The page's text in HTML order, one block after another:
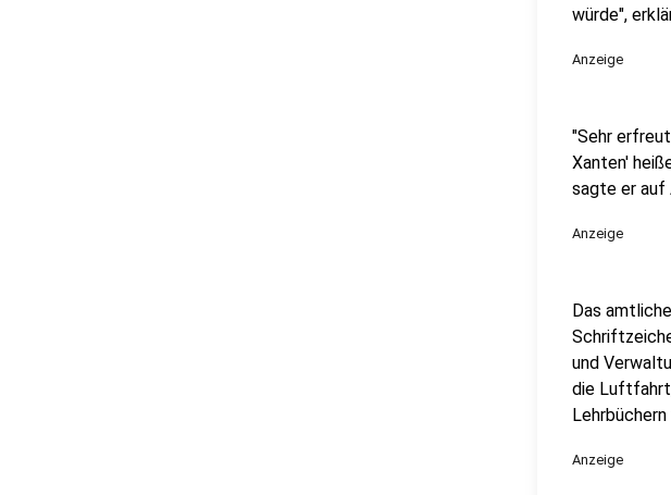
würde",
Anzeige
"Sehr
Xanten'
sagte er auf
Anzeige
Das
und
die
Lehrbüchern
Anzeige